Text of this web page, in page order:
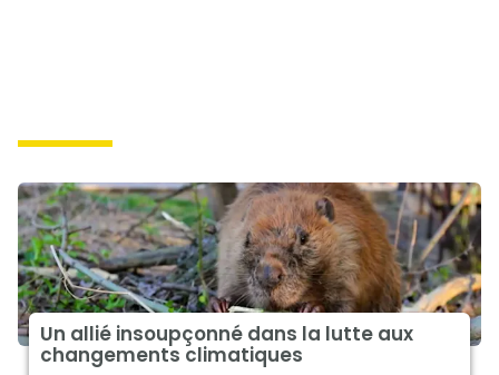
Un allié insoupçonné dans la lutte aux
changements climatiques